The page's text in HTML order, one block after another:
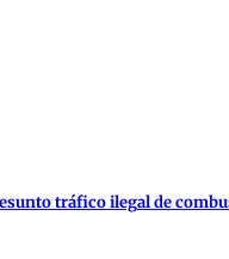
tráfico ilegal de